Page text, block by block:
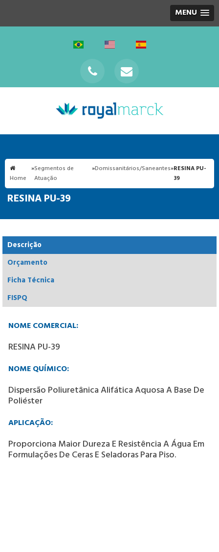
MENU
Home
»Segmentos de
Atuação
»Domissanitários/Saneantes»RESINA PU-
39
RESINA PU-39
Descrição
Orçamento
Ficha Técnica
FISPQ
NOME COMERCIAL:
RESINA PU-39
NOME QUÍMICO:
Dispersão Poliuretânica Alifática Aquosa A Base De
Poliéster
APLICAÇÃO:
Proporciona Maior Dureza E Resistência A Água Em
Formulações De Ceras E Seladoras Para Piso.